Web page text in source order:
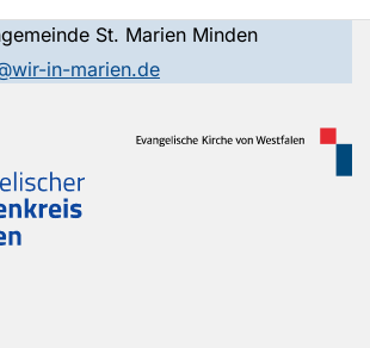
St. Marien Minden
in-marien.de